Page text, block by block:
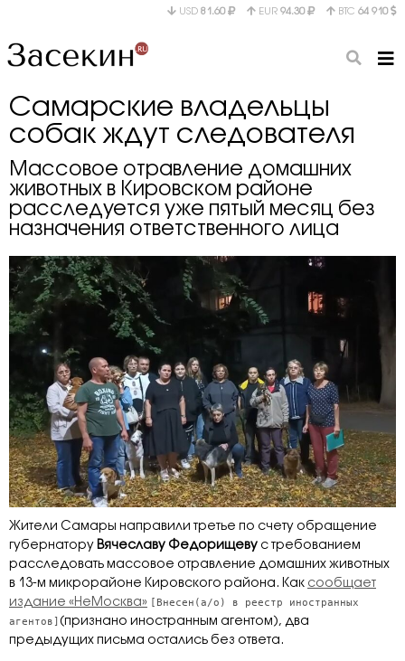
USD 81.60 EUR 94.30 BTC 64 910
Самарские владельцы
собак ждут следователя
Массовое отравление домашних
животных в Кировском районе
расследуется уже пятый месяц без
назначения ответственного лица
Жители Самары направили третье по счету обращение
губернатору Вячеславу Федорищеву с требованием
расследовать массовое отравление домашних животных
в 13-м микрорайоне Кировского района. Как сообщает
издание «НеМосква»
[Внесен(а/о) в реестр иностранных
агентов] (признано иностранным агентом), два
предыдущих письма остались без ответа.